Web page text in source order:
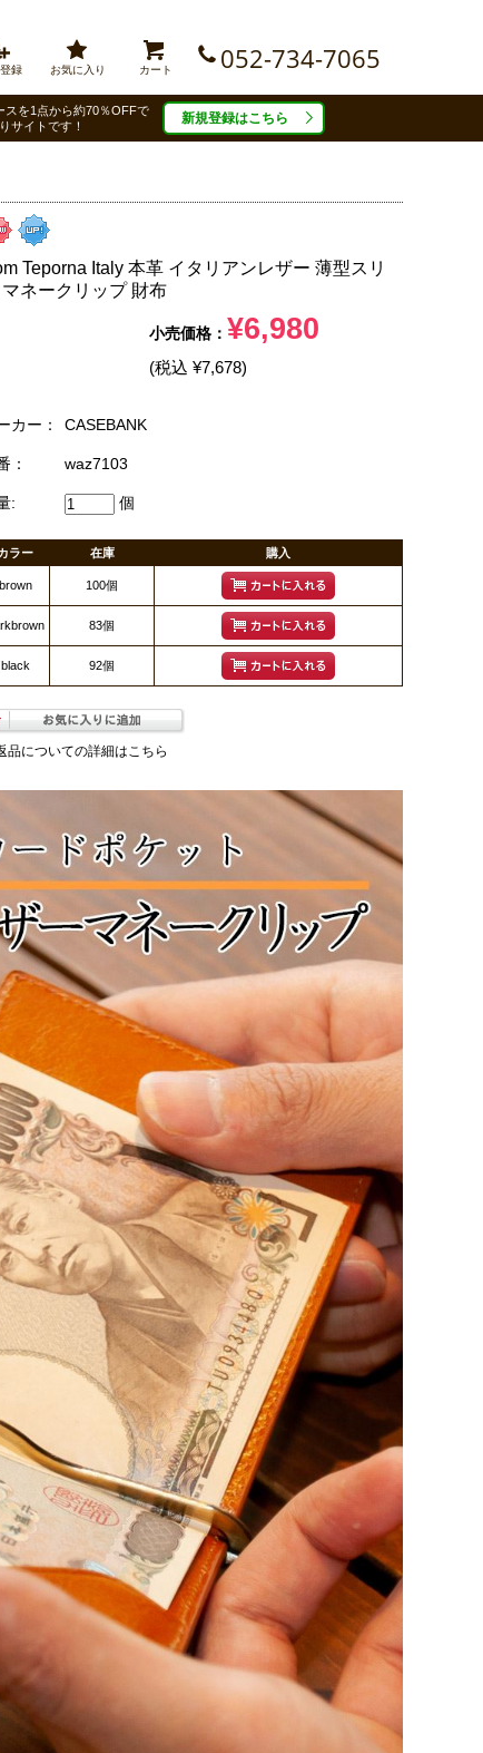
052-734-7065
録 お気に入り カート
スを1点から約70％OFFで
サイトです！
新規登録はこちら
Teporna Italy 本革 イタリアンレザー 薄型スリ
マネークリップ 財布
¥6,980
(税込 ¥7,678)
カー： CASEBANK
： waz7103
: 個
ラー 在庫 購入
brown 100個
83個
black 92個
品についての詳細はこちら